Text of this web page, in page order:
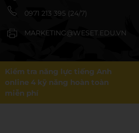
0971 213 395 (24/7)
MARKETING@WESET.EDU.VN
Kiểm tra năng lực tiếng Anh
online 4 kỹ năng hoàn toàn
miễn phí